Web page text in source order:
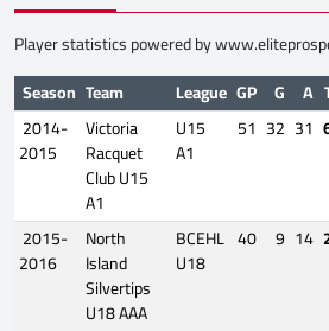
Player statistics powered by
Season Team League GP G A
2014-
2015
Victoria
Racquet
Club U15
A1
U15
A1
51 32 31
2015-
2016
North
Island
Silvertips
U18 AAA
BCEHL
U18
40 9 14